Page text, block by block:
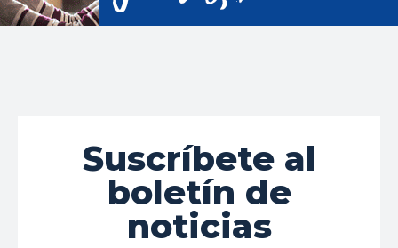
Suscríbete al
boletín de
noticias